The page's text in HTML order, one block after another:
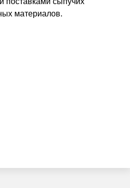
материалов.